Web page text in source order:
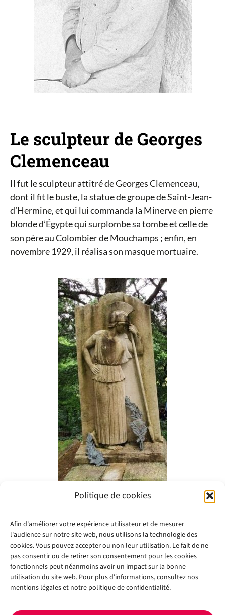
Politique de cookies
Afin d'améliorer votre expérience utilisateur et de mesurer
l'audience sur notre site web, nous utilisons la technologie des
cookies. Vous pouvez accepter ou non leur utilisation. Le fait de ne
pas consentir ou de retirer son consentement pour les cookies
fonctionnels peut néanmoins avoir un impact sur la bonne
utilisation du site web. Pour plus d'informations, consultez nos
mentions légales et notre politique de confidentialité.
Le sculpteur de Georges
Clemenceau
Il fut le sculpteur attitré de Georges Clemenceau,
dont il fit le buste, la statue de groupe de Saint-Jean-
d’Hermine, et qui lui commanda la Minerve en pierre
blonde d’Égypte qui surplombe sa tombe et celle de
son père au Colombier de Mouchamps ; enfin, en
novembre 1929, il réalisa son masque mortuaire.